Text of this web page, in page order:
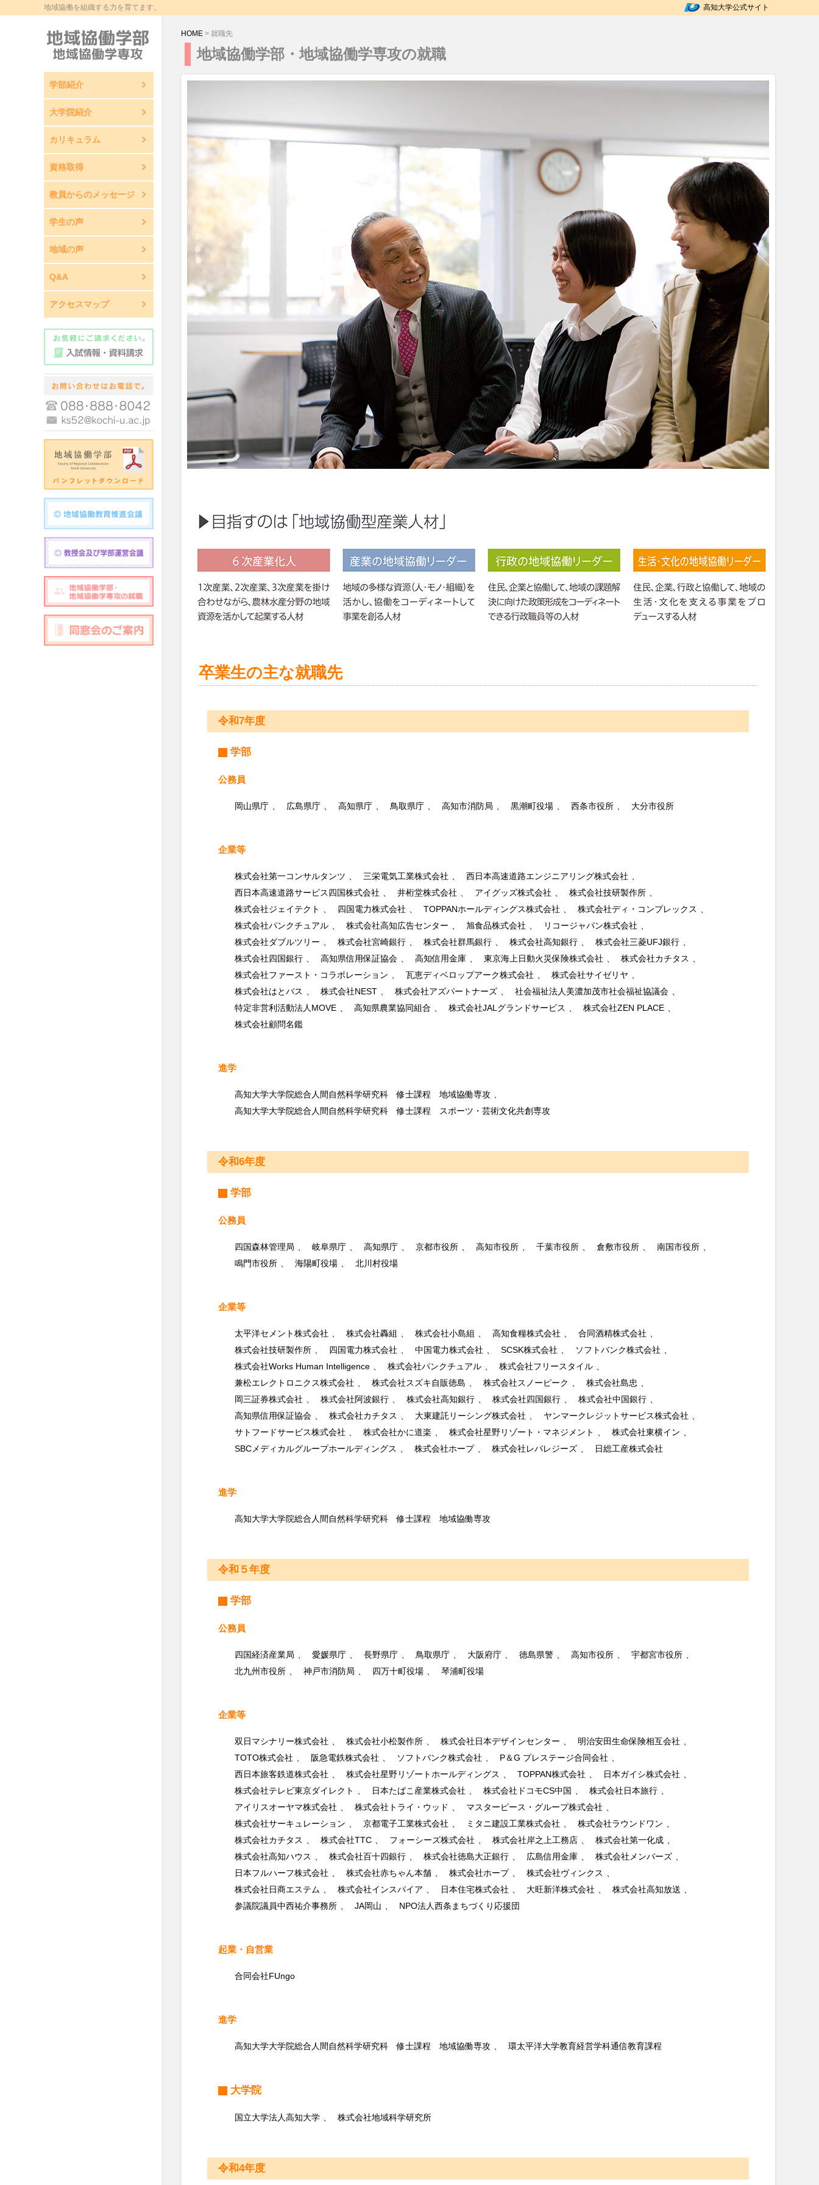
地域協働を組織する力を育てます。 高知大学公式サイト
学部紹介
大学院紹介
カリキュラム
資格取得
教員からのメッセージ
学生の声
地域の声
Q&A
アクセスマップ
HOME > 就職先
地域協働学部・地域協働学専攻の就職
卒業生の主な就職先
令和7年度
学部
公務員
岡山県庁 広島県庁 高知県庁 鳥取県庁 高知市消防局 黒潮町役場 西条市役所 大分市役所
企業等
株式会社第一コンサルタンツ 三栄電気工業株式会社
西日本高速道路エンジニアリング株式会社
西日本高速道路サービス四国株式会社
井桁堂株式会社 アイグッズ株式会社
株式会社技研製作所
株式会社ジェイテクト
四国電力株式会社 TOPPANホールディングス株式会社
株式会社ディ・コンプレックス
株式会社パンクチュアル
株式会社高知広告センター 旭食品株式会社
リコージャパン株式会社
株式会社ダブルツリー
株式会社宮崎銀行 株式会社群馬銀行 株式会社高知銀行
株式会社三菱UFJ銀行
株式会社四国銀行
高知県信用保証協会 高知信用金庫 東京海上日動火災保険株式会社
株式会社カチタス
株式会社ファースト・コラボレーション
瓦恵ディベロップアーク株式会社
株式会社サイゼリヤ
株式会社はとバス
株式会社NEST 株式会社アズパートナーズ
社会福祉法人美濃加茂市社会福祉協議会
特定非営利活動法人MOVE
高知県農業協同組合 株式会社JALグランドサービス
株式会社ZEN PLACE
株式会社顧問名鑑
進学
高知大学大学院総合人間自然科学研究科 修士課程 地域協働専攻
高知大学大学院総合人間自然科学研究科 修士課程 スポーツ・芸術文化共創専攻
令和6年度
学部
公務員
四国森林管理局 岐阜県庁 高知県庁 京都市役所 高知市役所 千葉市役所 倉敷市役所
南国市役所
鳴門市役所
海陽町役場 北川村役場
企業等
太平洋セメント株式会社 株式会社轟組 株式会社小島組 高知食糧株式会社
合同酒精株式会社
株式会社技研製作所
四国電力株式会社 中国電力株式会社 SCSK株式会社
ソフトバンク株式会社
株式会社Works Human Intelligence
株式会社パンクチュアル
株式会社フリースタイル
兼松エレクトロニクス株式会社
株式会社スズキ自販徳島 株式会社スノーピーク
株式会社島忠
岡三証券株式会社
株式会社阿波銀行 株式会社高知銀行 株式会社四国銀行
株式会社中国銀行
高知県信用保証協会
株式会社カチタス 大東建託リーシング株式会社
ヤンマークレジットサービス株式会社
サトフードサービス株式会社
株式会社かに道楽 株式会社星野リゾート・マネジメント
株式会社東横イン
SBCメディカルグループホールディングス
株式会社ホープ 株式会社レバレジーズ 日総工産株式会社
進学
高知大学大学院総合人間自然科学研究科 修士課程 地域協働専攻
令和５年度
学部
公務員
四国経済産業局 愛媛県庁 長野県庁 鳥取県庁 大阪府庁 徳島県警 高知市役所
宇都宮市役所
北九州市役所
神戸市消防局 四万十町役場 琴浦町役場
企業等
双日マシナリー株式会社 株式会社小松製作所 株式会社日本デザインセンター
明治安田生命保険相互会社
TOTO株式会社
阪急電鉄株式会社 ソフトバンク株式会社
P＆G プレステージ合同会社
西日本旅客鉄道株式会社
株式会社星野リゾートホールディングス TOPPAN株式会社
日本ガイシ株式会社
株式会社テレビ東京ダイレクト
日本たばこ産業株式会社 株式会社ドコモCS中国
株式会社日本旅行
アイリスオーヤマ株式会社
株式会社トライ・ウッド
マスターピース・グループ株式会社
株式会社サーキュレーション
京都電子工業株式会社 ミタニ建設工業株式会社
株式会社ラウンドワン
株式会社カチタス
株式会社TTC フォーシーズ株式会社 株式会社岸之上工務店
株式会社第一化成
株式会社高知ハウス
株式会社百十四銀行 株式会社徳島大正銀行 広島信用金庫
株式会社メンバーズ
日本フルハーフ株式会社
株式会社赤ちゃん本舗 株式会社ホープ
株式会社ヴィンクス
株式会社日商エステム
株式会社インスパイア 日本住宅株式会社 大旺新洋株式会社
株式会社高知放送
参議院議員中西祐介事務所
JA岡山 NPO法人西条まちづくり応援団
起業・自営業
合同会社FUngo
進学
高知大学大学院総合人間自然科学研究科 修士課程 地域協働専攻 環太平洋大学教育経営学科通信教育課程
大学院
国立大学法人高知大学 株式会社地域科学研究所
令和4年度